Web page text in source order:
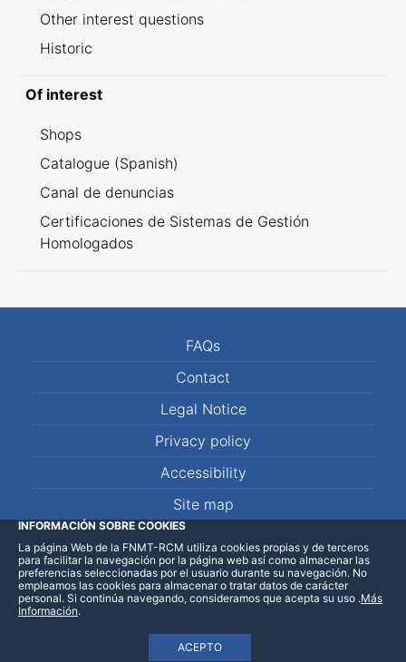
Other interest questions
Historic
Of interest
Shops
Catalogue (Spanish)
Canal de denuncias
Certificaciones de Sistemas de Gestión
Homologados
FAQs
Contact
Legal Notice
Privacy policy
Accessibility
Site map
LinkedInFacebookWhatsApp
INFORMACIÓN SOBRE COOKIES
La página Web de la FNMT-RCM utiliza cookies propias y de terceros
para facilitar la navegación por la página web así como almacenar las
preferencias seleccionadas por el usuario durante su navegación. No
empleamos las cookies para almacenar o tratar datos de carácter
personal. Si continúa navegando, consideramos que acepta su uso
ACEPTO
.Más
Información.